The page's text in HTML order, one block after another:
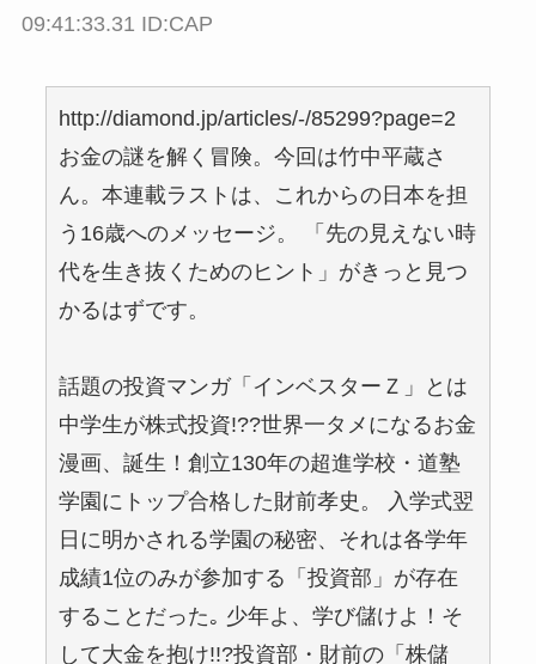
09:41:33.31 ID:CAP
http://diamond.jp/articles/-/85299?page=2
お金の謎を解く冒険。今回は竹中平蔵さ
ん。本連載ラストは、これからの日本を担
う16歳へのメッセージ。 「先の見えない時
代を生き抜くためのヒント」がきっと見つ
かるはずです。
話題の投資マンガ「インベスターＺ」とは
中学生が株式投資!??世界一タメになるお金
漫画、誕生！創立130年の超進学校・道塾
学園にトップ合格した財前孝史。 入学式翌
日に明かされる学園の秘密、それは各学年
成績1位のみが参加する「投資部」が存在
することだった｡ 少年よ、学び儲けよ！そ
して大金を抱け!!?投資部・財前の「株儲